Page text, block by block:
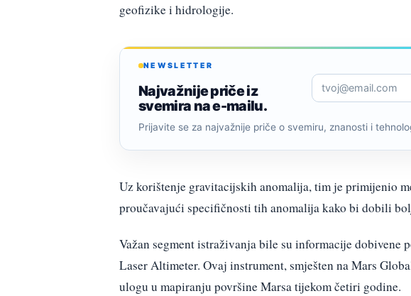
geofizike i hidrologije.
NEWSLETTER
Najvažnije priče iz
svemira na e-mailu.
Prijavite se za najvažnije priče o svemiru, znanosti i
Uz korištenje gravitacijskih anomalija, tim je primijenio
proučavajući specifičnosti tih anomalija kako bi dobili
Važan segment istraživanja bile su informacije
Laser Altimeter. Ovaj instrument, smješten na Mars
ulogu u mapiranju površine Marsa tijekom četiri godine.